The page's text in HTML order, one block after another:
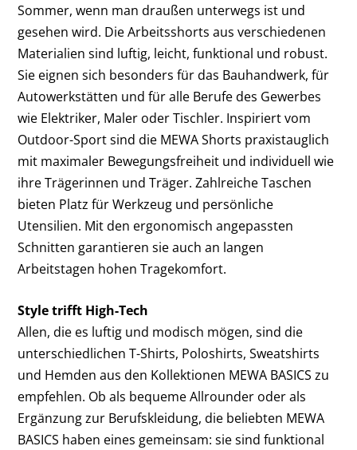
Sommer, wenn man draußen unterwegs ist und
gesehen wird. Die Arbeitsshorts aus verschiedenen
Materialien sind luftig, leicht, funktional und robust.
Sie eignen sich besonders für das Bauhandwerk, für
Autowerkstätten und für alle Berufe des Gewerbes
wie Elektriker, Maler oder Tischler. Inspiriert vom
Outdoor-Sport sind die MEWA Shorts praxistauglich
mit maximaler Bewegungsfreiheit und individuell wie
ihre Trägerinnen und Träger. Zahlreiche Taschen
bieten Platz für Werkzeug und persönliche
Utensilien. Mit den ergonomisch angepassten
Schnitten garantieren sie auch an langen
Arbeitstagen hohen Tragekomfort.
Style trifft High-Tech
Allen, die es luftig und modisch mögen, sind die
unterschiedlichen T-Shirts, Poloshirts, Sweatshirts
und Hemden aus den Kollektionen MEWA BASICS zu
empfehlen. Ob als bequeme Allrounder oder als
Ergänzung zur Berufskleidung, die beliebten MEWA
BASICS haben eines gemeinsam: sie sind funktional